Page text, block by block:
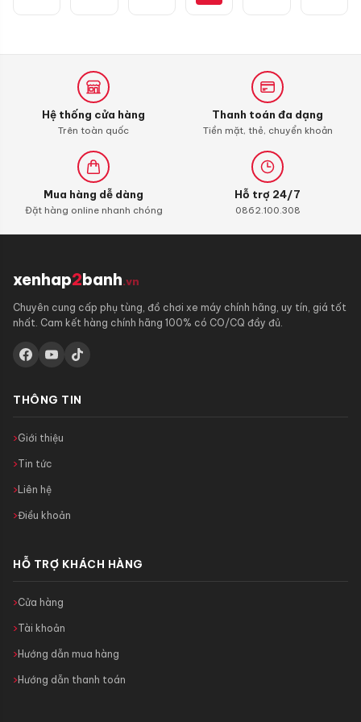
Hệ thống cửa hàng
Trên toàn quốc
Thanh toán đa dạng
Tiền mặt, thẻ, chuyển khoản
Mua hàng dễ dàng
Đặt hàng online nhanh chóng
Hỗ trợ 24/7
0862.100.308
xenhap2banh.vn
Chuyên cung cấp phụ tùng, đồ chơi xe máy chính hãng, uy tín, giá tốt
nhất. Cam kết hàng chính hãng 100% có CO/CQ đầy đủ.
THÔNG TIN
Giới thiệu
Tin tức
Liên hệ
Điều khoản
HỖ TRỢ KHÁCH HÀNG
Cửa hàng
Tài khoản
Hướng dẫn mua hàng
Hướng dẫn thanh toán